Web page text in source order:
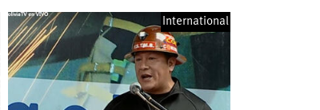
International